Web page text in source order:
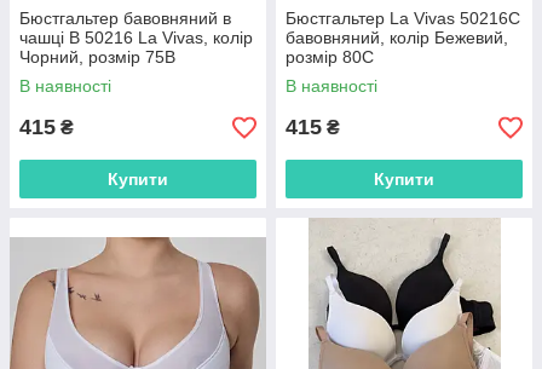
Бюстгальтер бавовняний в
чашці B 50216 La Vivas, колір
Чорний, розмір 75B
В наявності
415 ₴
Купити
Бюстгальтер La Vivas 50216C
бавовняний, колір Бежевий,
розмір 80C
В наявності
415 ₴
Купити